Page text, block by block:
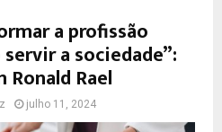
a profissão
a sociedade”:
Ronald Rael
julho 11, 2024